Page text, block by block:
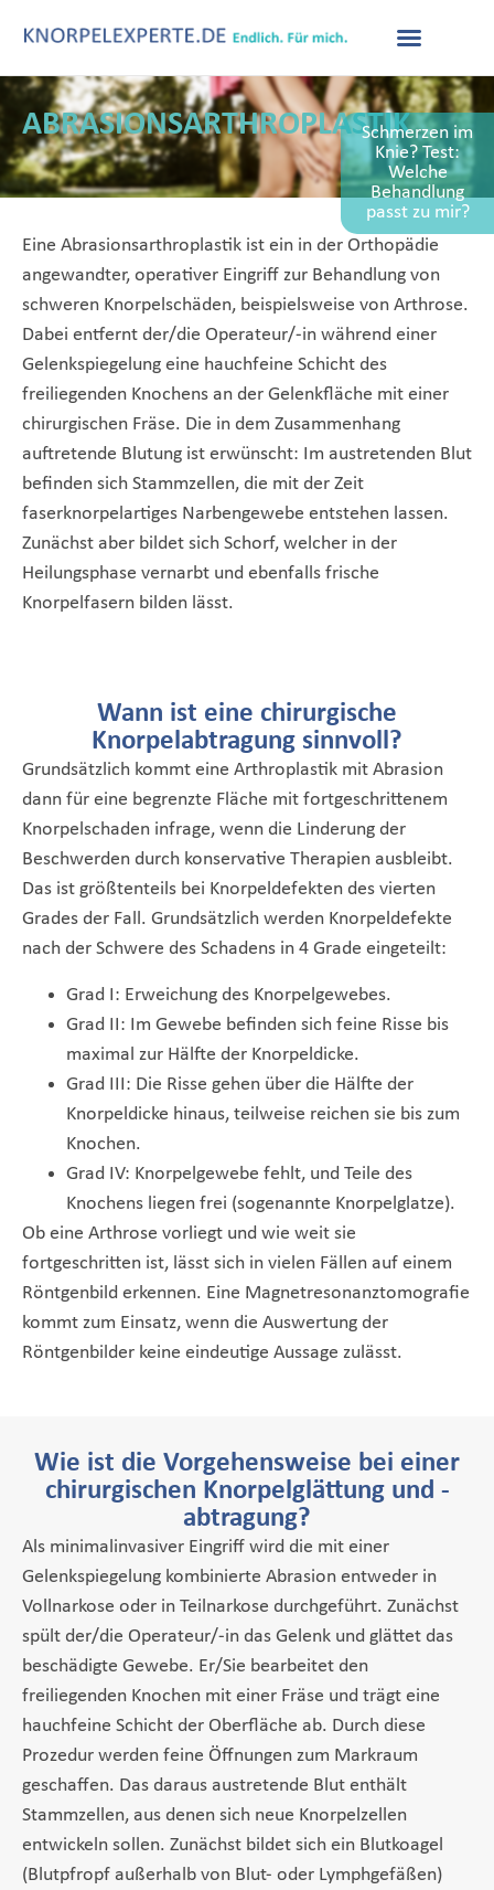
ABRASIONS­ARTHROPLASTIKSchmerzen im
Knie? Test:
Welche
Behandlung
passt zu mir?
Eine Abrasionsarthroplastik ist ein in der Orthopädie
angewandter, operativer Eingriff zur Behandlung von
schweren Knorpelschäden, beispielsweise von Arthrose.
Dabei entfernt der/die Operateur/-in während einer
Gelenkspiegelung eine hauchfeine Schicht des
freiliegenden Knochens an der Gelenkfläche mit einer
chirurgischen Fräse. Die in dem Zusammenhang
auftretende Blutung ist erwünscht: Im austretenden Blut
befinden sich Stammzellen, die mit der Zeit
faserknorpelartiges Narbengewebe entstehen lassen.
Zunächst aber bildet sich Schorf, welcher in der
Heilungsphase vernarbt und ebenfalls frische
Knorpelfasern bilden lässt.
Wann ist eine chirurgische
Knorpelabtragung sinnvoll?
Grundsätzlich kommt eine Arthroplastik mit Abrasion
dann für eine begrenzte Fläche mit fortgeschrittenem
Knorpelschaden infrage, wenn die Linderung der
Beschwerden durch konservative Therapien ausbleibt.
Das ist größtenteils bei Knorpeldefekten des vierten
Grades der Fall. Grundsätzlich werden Knorpeldefekte
nach der Schwere des Schadens in 4 Grade eingeteilt:
Grad I: Erweichung des Knorpelgewebes.
Grad II: Im Gewebe befinden sich feine Risse bis
maximal zur Hälfte der Knorpeldicke.
Grad III: Die Risse gehen über die Hälfte der
Knorpeldicke hinaus, teilweise reichen sie bis zum
Knochen.
Grad IV: Knorpelgewebe fehlt, und Teile des
Knochens liegen frei (sogenannte Knorpelglatze).
Ob eine Arthrose vorliegt und wie weit sie
fortgeschritten ist, lässt sich in vielen Fällen auf einem
Röntgenbild erkennen. Eine Magnetresonanztomografie
kommt zum Einsatz, wenn die Auswertung der
Röntgenbilder keine eindeutige Aussage zulässt.
Wie ist die Vorgehensweise bei einer
chirurgischen Knorpelglättung und -
abtragung?
Als minimalinvasiver Eingriff wird die mit einer
Gelenkspiegelung kombinierte Abrasion entweder in
Vollnarkose oder in Teilnarkose durchgeführt. Zunächst
spült der/die Operateur/-in das Gelenk und glättet das
beschädigte Gewebe. Er/Sie bearbeitet den
freiliegenden Knochen mit einer Fräse und trägt eine
hauchfeine Schicht der Oberfläche ab. Durch diese
Prozedur werden feine Öffnungen zum Markraum
geschaffen. Das daraus austretende Blut enthält
Stammzellen, aus denen sich neue Knorpelzellen
entwickeln sollen. Zunächst bildet sich ein Blutkoagel
(Blutpfropf außerhalb von Blut- oder Lymphgefäßen)